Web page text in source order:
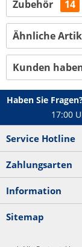
Zubehör 14
Ähnliche
Kunden
Haben Sie
17:00
Service Hotline
Zahlungsarten
Information
Sitemap